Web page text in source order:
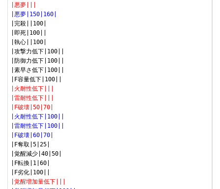
|悪夢|||
|悪夢|150|160|
|完殺||100|
|即死|100||
|執心||100|
|攻撃力低下|100||
|防御力低下|100||
|素早さ低下|100||
|火耐性低下|||
|雷耐性低下|||
|F破壊|50|70|
|火耐性低下|100||
|雷耐性低下|100||
|F破壊|60|70|
|F奪取|5|25|
|覚醒減少|40|50|
|F転換|1|60|
|覚醒増加量低下|||